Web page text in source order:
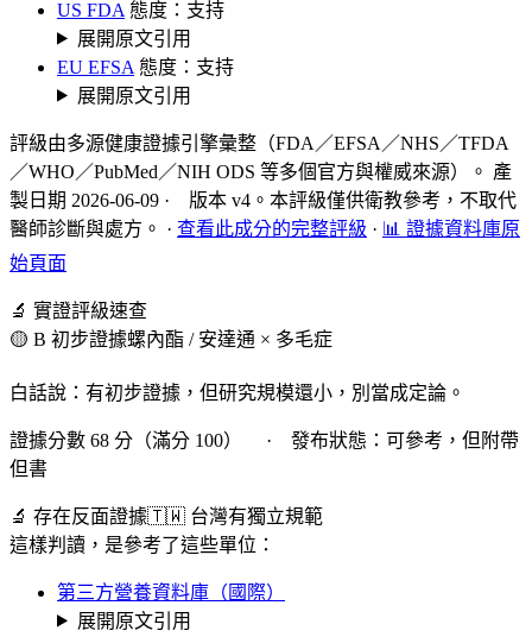
US FDA 態度：支持
展開原文引用
EU EFSA 態度：支持
展開原文引用
評級由多源健康證據引擎彙整（FDA／EFSA／NHS／TFDA
／WHO／PubMed／NIH ODS 等多個官方與權威來源）。 產
製日期 2026-06-09 · 版本 v4。本評級僅供衛教參考，不取代
醫師診斷與處方。 · 查看此成分的完整評級 · 📊 證據資料庫原
始頁面
🔬 實證評級速查
🟡 B 初步證據螺內酯 / 安達通 × 多毛症
白話說：有初步證據，但研究規模還小，別當成定論。
證據分數 68 分（滿分 100） · 發布狀態：可參考，但附帶
但書
🔬 存在反面證據🇹🇼 台灣有獨立規範
這樣判讀，是參考了這些單位：
第三方營養資料庫（國際）
展開原文引用